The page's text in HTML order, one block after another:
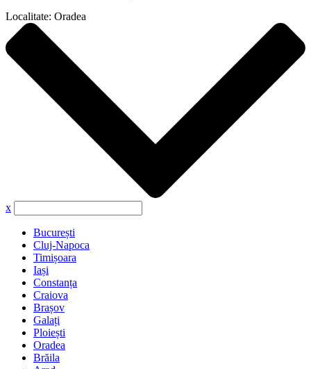
Localitate: Oradea
x
București
Cluj-Napoca
Timișoara
Iași
Constanța
Craiova
Brașov
Galați
Ploiești
Oradea
Brăila